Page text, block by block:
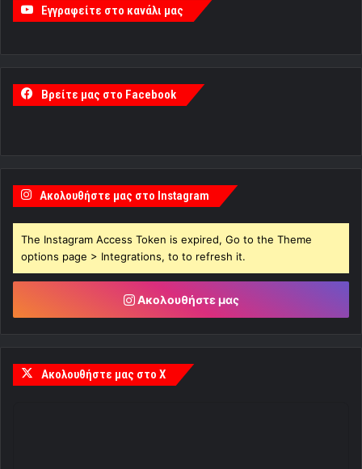
Εγγραφείτε στο κανάλι μας
Βρείτε μας στο Facebook
Ακολουθήστε μας στο Instagram
The Instagram Access Token is expired, Go to the Theme
options page > Integrations, to to refresh it.
Ακολουθήστε μας
Ακολουθήστε μας στο X